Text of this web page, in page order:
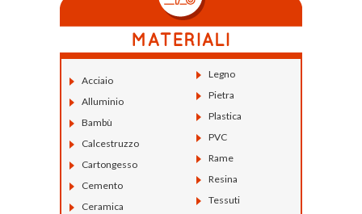
Acciaio
Alluminio
Bambù
Calcestruzzo
Cartongesso
Cemento
Ceramica
Legno
Pietra
Plastica
PVC
Rame
Resina
Tessuti